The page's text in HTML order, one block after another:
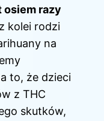
osiem razy
kolei rodzi
na
to, że dzieci
z THC
skutków,